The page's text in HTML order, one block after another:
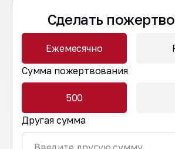
Сделать
Ежемесячно
Сумма пожертвования
500
Другая сумма